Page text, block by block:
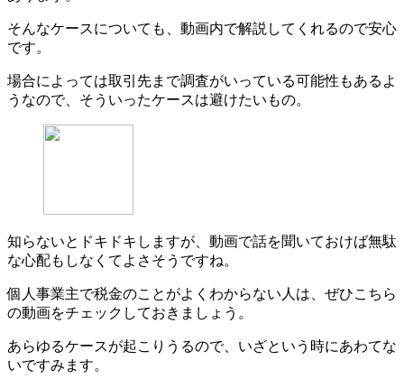
そんなケースについても、動画内で解説してくれるので安心
です。
場合によっては取引先まで調査がいっている可能性もあるよ
うなので、そういったケースは避けたいもの。
知らないとドキドキしますが、動画で話を聞いておけば無駄
な心配もしなくてよさそうですね。
個人事業主で税金のことがよくわからない人は、ぜひこちら
の動画をチェックしておきましょう。
あらゆるケースが起こりうるので、いざという時にあわてな
いですみます。